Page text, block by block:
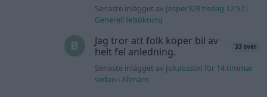
Senaste inlägget av Jesper328 tisdag 12:52 i
Generell felsökning
Jag tror att folk köper bil av
helt fel anledning.
33 svar
Senaste inlägget av Jokabsson för 14 timmar
sedan iAllmänt